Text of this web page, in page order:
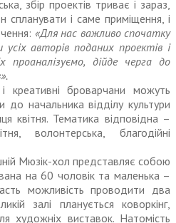
збір проектів триває і зараз,
спланувати і саме приміщення, і
«Для нас важливо спочатку
авторів поданих проектів і
дійде черга до
креативні броварчани можуть
до начальника відділу культури
квітня. Тематика відповідна –
волонтерська, благодійні
Мюзік-хол представляє собою
на 60 чоловік та маленька –
можливість проводити два
залі планується коворкінг,
художніх виставок. Натомість